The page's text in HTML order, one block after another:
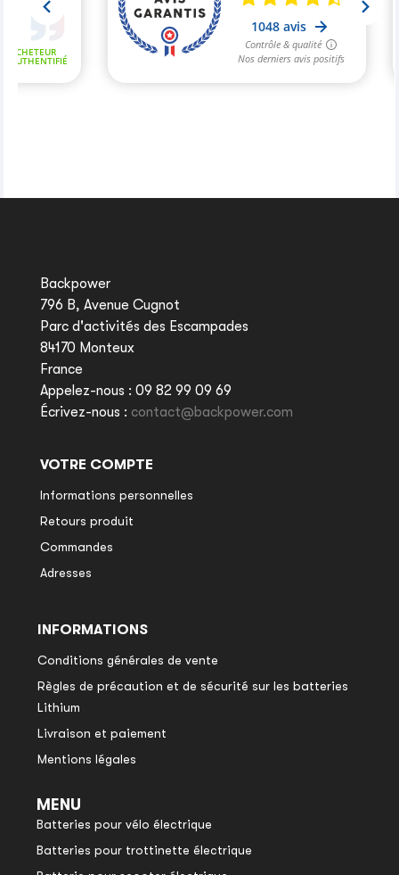
Backpower
796 B, Avenue Cugnot
Parc d'activités des Escampades
84170 Monteux
France
Appelez-nous : 09 82 99 09 69
Écrivez-nous : contact@backpower.com
VOTRE COMPTE
Informations personnelles
Retours produit
Commandes
Adresses
INFORMATIONS
Conditions générales de vente
Règles de précaution et de sécurité sur les batteries
Lithium
Livraison et paiement
Mentions légales
MENU
Batteries pour vélo électrique
Batteries pour trottinette électrique